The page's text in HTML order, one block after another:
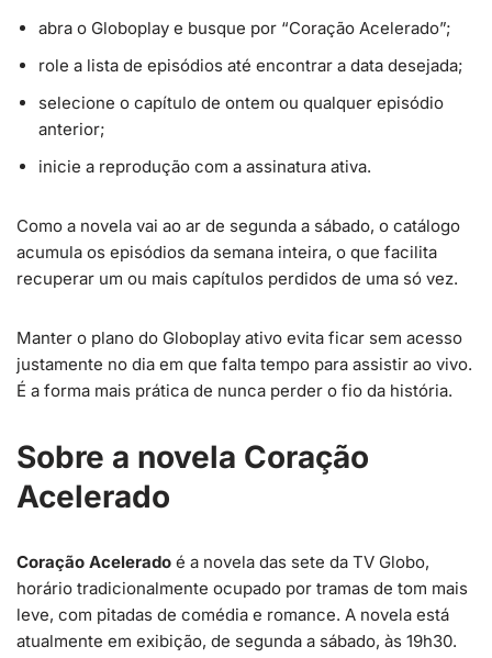
abra o Globoplay e busque por “Coração Acelerado”;
role a lista de episódios até encontrar a data desejada;
selecione o capítulo de ontem ou qualquer episódio
anterior;
inicie a reprodução com a assinatura ativa.
Como a novela vai ao ar de segunda a sábado, o catálogo
acumula os episódios da semana inteira, o que facilita
recuperar um ou mais capítulos perdidos de uma só vez.
Manter o plano do Globoplay ativo evita ficar sem acesso
justamente no dia em que falta tempo para assistir ao vivo.
É a forma mais prática de nunca perder o fio da história.
Sobre a novela Coração
Acelerado
Coração Acelerado é a novela das sete da TV Globo,
horário tradicionalmente ocupado por tramas de tom mais
leve, com pitadas de comédia e romance. A novela está
atualmente em exibição, de segunda a sábado, às 19h30.